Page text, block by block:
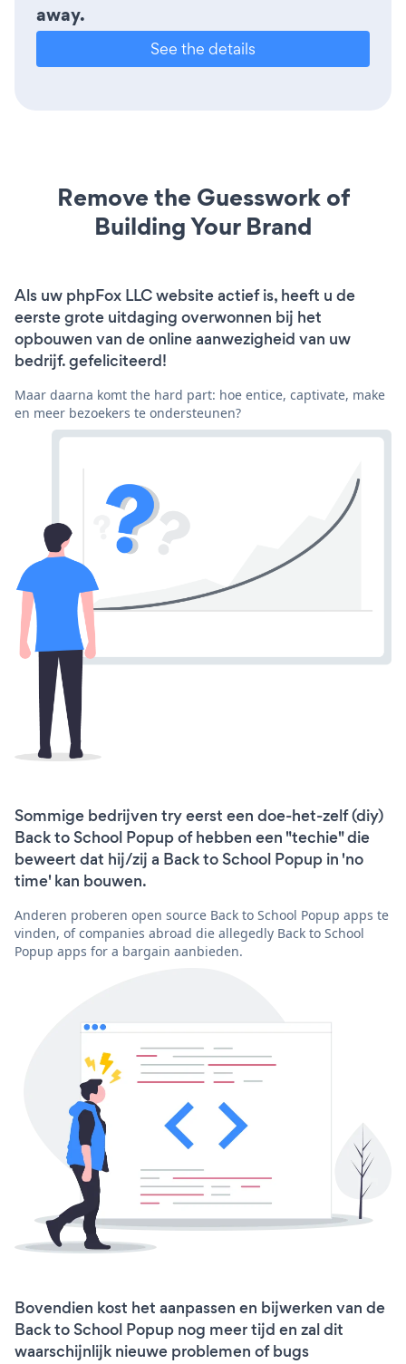
away.
See the details
Remove the Guesswork of
Building Your Brand
Als uw phpFox LLC website actief is, heeft u de
eerste grote uitdaging overwonnen bij het
opbouwen van de online aanwezigheid van uw
bedrijf. gefeliciteerd!
Maar daarna komt the hard part: hoe entice, captivate, make
en meer bezoekers te ondersteunen?
Sommige bedrijven try eerst een doe-het-zelf (diy)
Back to School Popup of hebben een "techie" die
beweert dat hij/zij a Back to School Popup in 'no
time' kan bouwen.
Anderen proberen open source Back to School Popup apps te
vinden, of companies abroad die allegedly Back to School
Popup apps for a bargain aanbieden.
Bovendien kost het aanpassen en bijwerken van de
Back to School Popup nog meer tijd en zal dit
waarschijnlijk nieuwe problemen of bugs